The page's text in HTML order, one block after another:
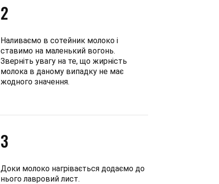
2
Наливаємо в сотейник молоко і
ставимо на маленький вогонь.
Зверніть увагу на те, що жирність
молока в даному випадку не має
жодного значення.
3
Доки молоко нагрівається додаємо до
нього лавровий лист.